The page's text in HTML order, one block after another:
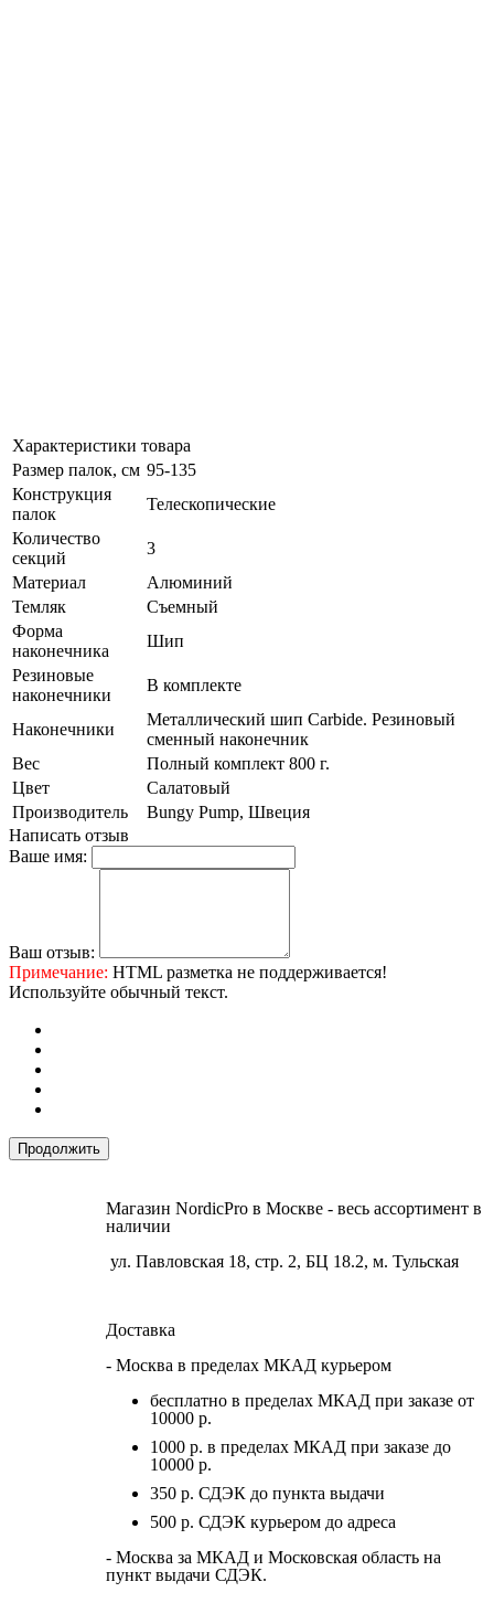
Характеристики товара
Размер палок, см 95-135
Конструкция
палок
Телескопические
Количество
секций
3
Материал
Алюминий
Темляк
Съемный
Форма
наконечника
Шип
Резиновые
наконечники
В комплекте
Наконечники
Металлический шип Carbide. Резиновый
сменный наконечник
Вес
Полный комплект 800 г.
Цвет
Салатовый
Производитель
Bungy Pump, Швеция
Написать отзыв
Ваше имя:
Ваш отзыв:
Примечание: HTML разметка не поддерживается!
Используйте обычный текст.
Продолжить
Магазин NordicPro в Москве - весь ассортимент в
наличии
ул. Павловская 18, стр. 2, БЦ 18.2, м. Тульская
Доставка
- Москва в пределах МКАД курьером
бесплатно в пределах МКАД при заказе от
10000 р.
1000 р. в пределах МКАД при заказе до
10000 р.
350 р. СДЭК до пункта выдачи
500 р. СДЭК курьером до адреса
- Москва за МКАД и Московская область на
пункт выдачи СДЭК.